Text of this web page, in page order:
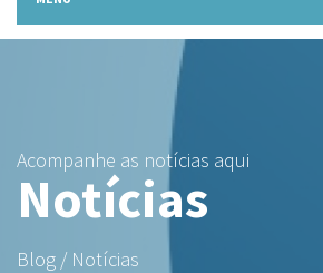
Acompanhe as notícias aqui
Notícias
Blog / Notícias